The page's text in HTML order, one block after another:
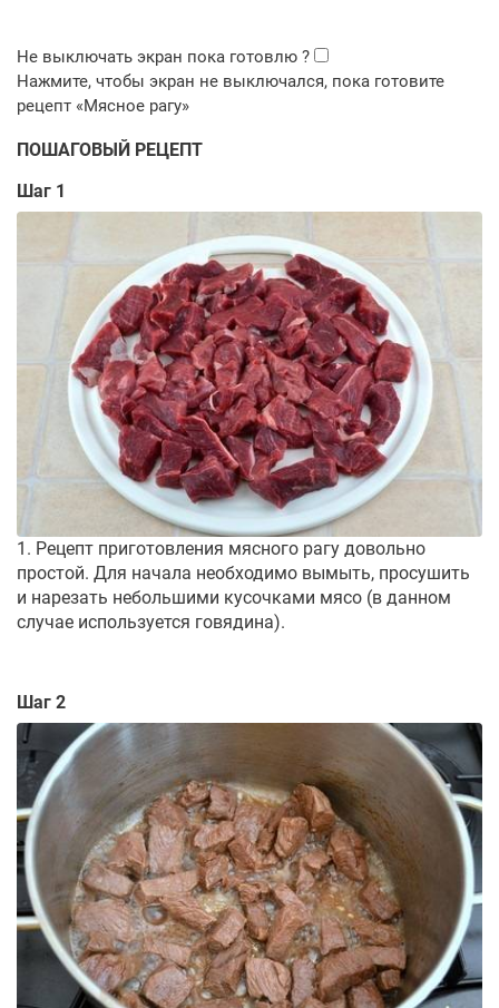
ПОШАГОВЫЙ РЕЦЕПТ
Шаг 1
1. Рецепт приготовления мясного рагу довольно
простой. Для начала необходимо вымыть, просушить
и нарезать небольшими кусочками мясо (в данном
случае используется говядина).
Шаг 2